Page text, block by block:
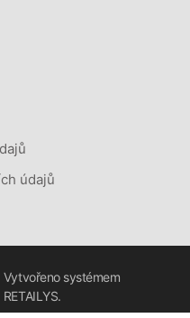
údajů
Vytvořeno systémem
RETAILYS.